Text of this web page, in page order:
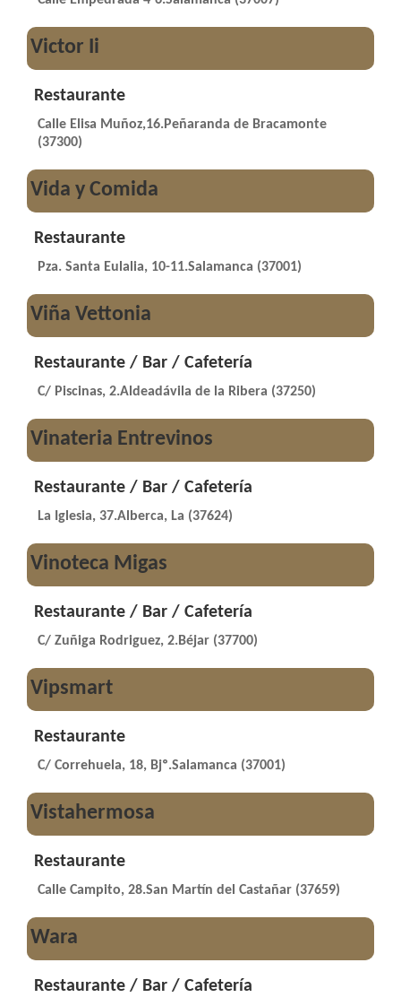
Victor Ii
Restaurante
Calle Elisa Muñoz,16.Peñaranda de Bracamonte
(37300)
Vida y Comida
Restaurante
Pza. Santa Eulalia, 10-11.Salamanca (37001)
Viña Vettonia
Restaurante / Bar / Cafetería
C/ Piscinas, 2.Aldeadávila de la Ribera (37250)
Vinateria Entrevinos
Restaurante / Bar / Cafetería
La Iglesia, 37.Alberca, La (37624)
Vinoteca Migas
Restaurante / Bar / Cafetería
C/ Zuñiga Rodriguez, 2.Béjar (37700)
Vipsmart
Restaurante
C/ Correhuela, 18, Bjº.Salamanca (37001)
Vistahermosa
Restaurante
Calle Campito, 28.San Martín del Castañar (37659)
Wara
Restaurante / Bar / Cafetería